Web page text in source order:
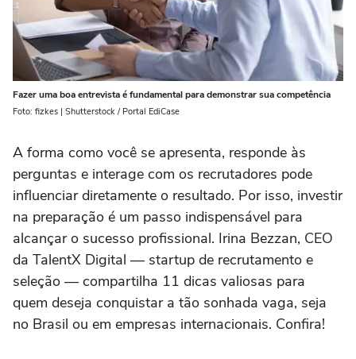
Fazer uma boa entrevista é fundamental para demonstrar sua competência
Foto: fizkes | Shutterstock / Portal EdiCase
A forma como você se apresenta, responde às
perguntas e interage com os recrutadores pode
influenciar diretamente o resultado. Por isso, investir
na preparação é um passo indispensável para
alcançar o sucesso profissional. Irina Bezzan, CEO
da TalentX Digital — startup de recrutamento e
seleção — compartilha 11 dicas valiosas para
quem deseja conquistar a tão sonhada vaga, seja
no Brasil ou em empresas internacionais. Confira!